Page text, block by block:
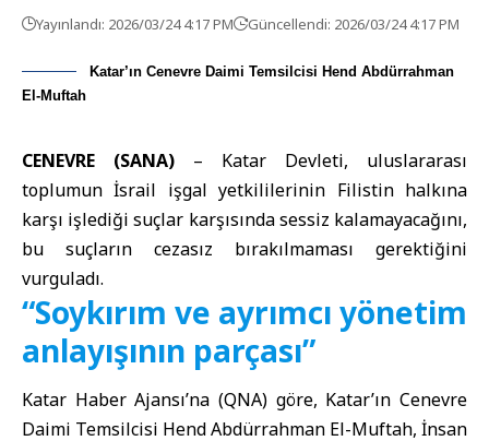
Yayınlandı: 2026/03/24 4:17 PM Güncellendi: 2026/03/24 4:17 PM
Katar’ın Cenevre Daimi Temsilcisi Hend Abdürrahman
El-Muftah
CENEVRE (SANA) – Katar Devleti, uluslararası
toplumun İsrail işgal yetkililerinin Filistin halkına
karşı işlediği suçlar karşısında sessiz kalamayacağını,
bu suçların cezasız bırakılmaması gerektiğini
vurguladı.
“Soykırım ve ayrımcı yönetim
anlayışının parçası”
Katar Haber Ajansı’na (QNA) göre, Katar’ın Cenevre
Daimi Temsilcisi Hend Abdürrahman El-Muftah, İnsan